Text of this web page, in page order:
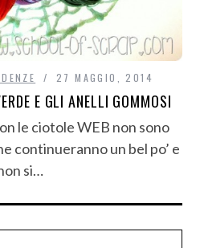
27 MAGGIO, 2014
E GLI ANELLI GOMMOSI
le ciotole WEB non sono
continueranno un bel po’ e
si…